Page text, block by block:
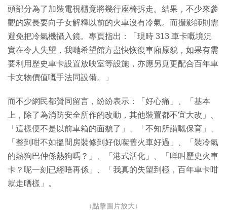
頭部分為了加裝電視櫃竟將幾行座椅拆走。結果，不少來參
觀的家長要向子女解釋以前的火車沒有冷氣。而攝影師則需
避免把冷氣機攝入鏡。專頁指出：「現時 313 車卡嘅境況
實在令人失望，我哋希望館方盡快恢復車廂原貌，如果有需
要利用歷史車卡設置放映室等設施，亦應另覓更配合百年車
卡文物價值嘅手法同設備。」
而不少網民都贊同留言，紛紛表示：「好心痛」、「基本
上，除了為消防安全所作的改動，其他裝置都不宜大改」、
「這樣便不是以前車箱的面貌了」、「不知所謂嘅保育」、
「整到咁不如搵間房裝修到好似㗎舊火車好過」、「裝冷氣
的熱狗巴仲係熱狗嗎？」、「港式活化」、「咩叫歷史火車
卡？呢一刻已經唔再係」、「我真的失望到極，百年車卡咁
就走晒樣」。
↓點擊圖片放大↓